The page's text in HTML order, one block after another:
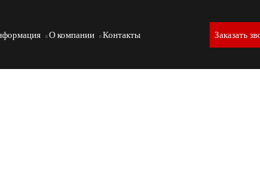
О компании Контакты Заказать